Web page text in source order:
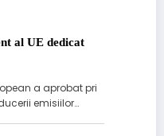
al UE dedicat
a aprobat pri
emisiilor…